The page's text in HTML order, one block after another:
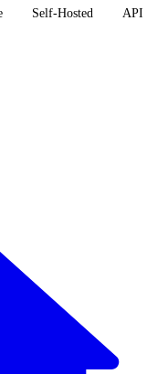
Self-Hosted API